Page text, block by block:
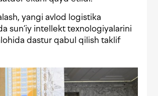
yangi avlod logistika
sun’iy intellekt texnologiyalarini
dastur qabul qilish taklif